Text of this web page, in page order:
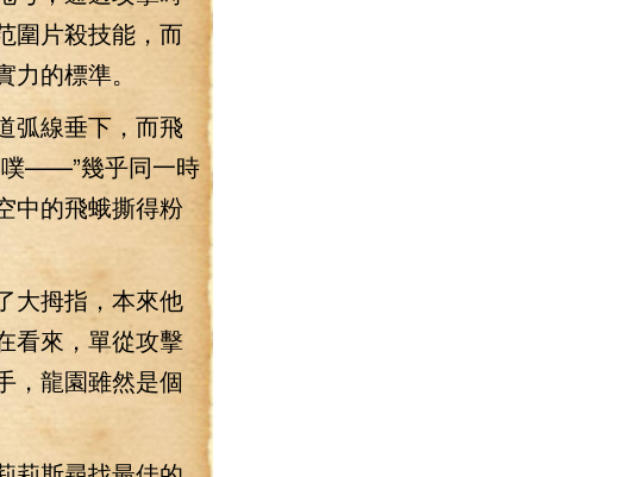
圍片殺技能，而
的標準。
線垂下，而飛
噗——”幾乎同一時
中的飛蛾撕得粉
拇指，本來他
看來，單從攻擊
，龍園雖然是個